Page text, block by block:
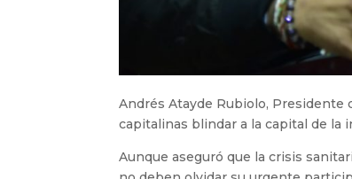
Andrés Atayde Rubiolo, Presidente
capitalinas blindar a la capital de la
Aunque aseguró que la crisis